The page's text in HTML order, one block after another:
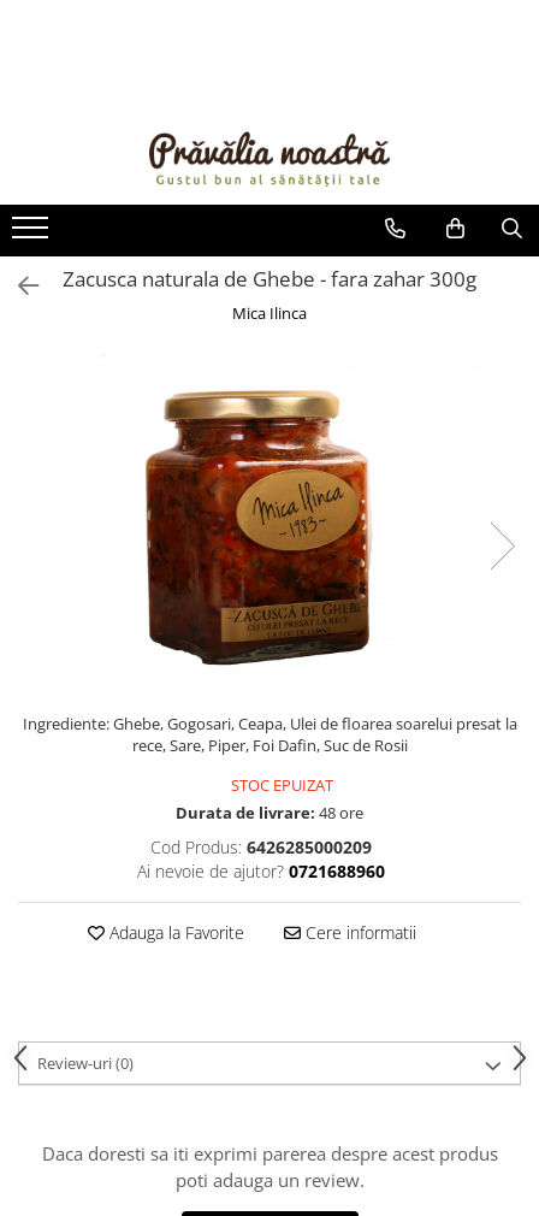
ULEIURI ȘI UNTURI
MĂSLINE
NUCI ȘI SEMINȚE
FRUCTE DESHIDRATATE
FRUCTE LA CONSERVĂ
OȚETURI ȘI SOSURI
FĂINĂ FĂRĂ GLUTEN
BĂUTURI / LAPTE VEGETAL
OREZ ȘI CEREALE
CREME ȘI PASTE TARTINABILE
CEAIURI GRECEȘTI
SUPERALIMENTE
PRODUSE ECO / ORGANICE
PRODUSE ROMÂNEȘTI
COSMETICE
REMEDII NATURISTE
Zacusca naturala de Ghebe - fara zahar 300g
Mica Ilinca
Ingrediente: Ghebe, Gogosari, Ceapa, Ulei de floarea soarelui presat la
rece, Sare, Piper, Foi Dafin, Suc de Rosii
STOC EPUIZAT
Durata de livrare: 48 ore
Cod Produs: 6426285000209
Ai nevoie de ajutor? 0721688960
Adauga la Favorite Cere informatii
Review-uri(0)
Daca doresti sa iti exprimi parerea despre acest produs
poti adauga un review.